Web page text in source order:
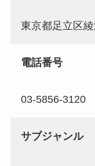
東京都足立区
電話番号
03-5856-3120
サブジャンル